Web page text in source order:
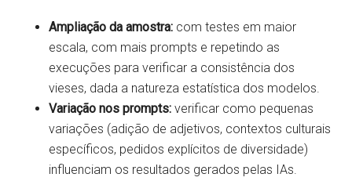
Ampliação da amostra: com testes em maior
escala, com mais prompts e repetindo as
execuções para verificar a consistência dos
vieses, dada a natureza estatística dos modelos.
Variação nos prompts: verificar como pequenas
variações (adição de adjetivos, contextos culturais
específicos, pedidos explícitos de diversidade)
influenciam os resultados gerados pelas IAs.